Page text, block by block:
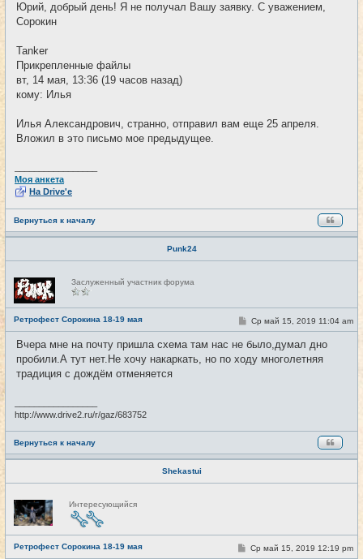
Юрий, добрый день! Я не получал Вашу заявку. С уважением,
Сорокин
Tanker
Прикрепленные файлы
вт, 14 мая, 13:36 (19 часов назад)
кому: Илья
Илья Александрович, странно, отправил вам еще 25 апреля.
Вложил в это письмо мое предыдущее.
Моя анкета
На Drive'e
Вернуться к началу
Punk24
Н
е
в
с
е
т
и
Заслуженный участник форума
Ретрофест Сорокина 18-19 мая #9
С
о
о
б
щ
Ср май 15, 2019 11:04 am
Вчера мне на почту пришла схема там нас не было,думал дно
пробили.А тут нет.Не хочу накаркать, но по ходу многолетняя
традиция с дождём отменяется
http://www.drive2.ru/r/gaz/683752
Вернуться к началу
Shekastui
Н
е
в
с
е
т
Интересующийся
Ретрофест Сорокина 18-19 мая #10
ССр май 15, 2019 12:19 pm